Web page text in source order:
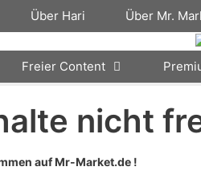
Über Hari Über Mr.
Freier Content
nicht
auf Mr-Market.de !